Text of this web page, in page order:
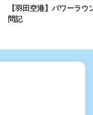
【羽田空港】パワーラウ
問記